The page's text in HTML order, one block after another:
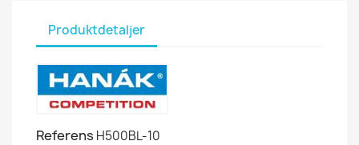
Produktdetaljer
Referens H500BL-10